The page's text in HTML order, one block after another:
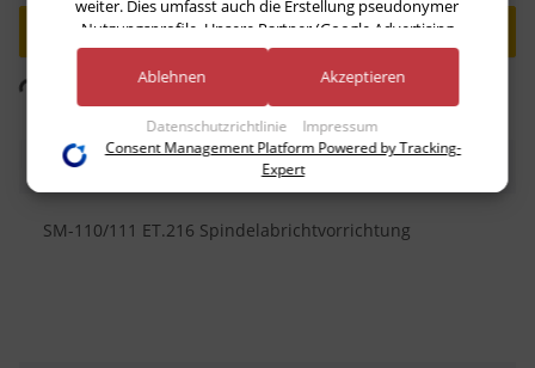
Komponenten werden geladen ...
Beschreibung
SM-110/111 ET.216 Spindelabrichtvorrichtung
weiter. Dies umfasst auch die Erstellung pseudonymer
Nutzungsprofile. Unsere Partner (Google Advertising
Products) führen diese Informationen möglicherweise mit
weiteren Daten zusammen, die Sie ihnen bereitgestellt haben
im Rahmen Ihrer Nutzung der Dienste gesammelt haben
(bspw. Nutzungsdaten anderer Geräte). Ihre Einwilligung zur
Nutzung von Cookies und Pixeln können Sie jederzeit
widerrufen, indem Sie auf den Datenschutz-Button links
vornehmen.
Datenschutzrichtlinie Impressum
Ablehnen Akzeptieren
Consent Management Platform Powered by Tracking-
Expert